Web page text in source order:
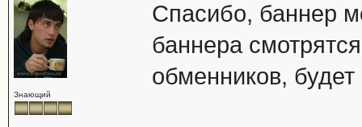
Знающий
Спасибо, баннер
баннера
обменников,